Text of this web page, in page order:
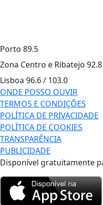
Porto 89.5
Zona Centro e Ribatejo 92.8
Lisboa 96.6 / 103.0
ONDE POSSO OUVIR
TERMOS E CONDIÇÕES
POLÍTICA DE PRIVACIDADE
POLÍTICA DE COOKIES
TRANSPARÊNCIA
PUBLICIDADE
Disponível gratuitamente